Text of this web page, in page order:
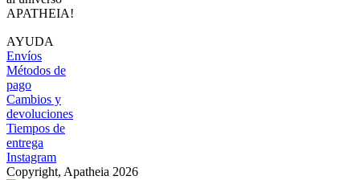
APATHEIA!
AYUDA
Envíos
Métodos de
pago
Cambios y
devoluciones
Tiempos de
entrega
Instagram
Copyright, Apatheia 2026